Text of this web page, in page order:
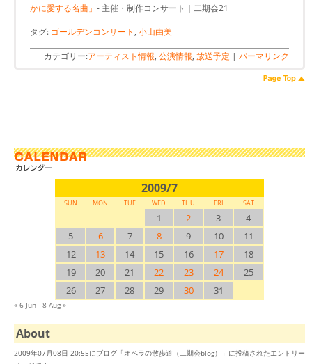
かに愛する名曲」 - 主催・制作コンサート｜二期会21
タグ: ゴールデンコンサート , 小山由美
カテゴリー:アーティスト情報, 公演情報, 放送予定 | パーマリンク
2009/7
SUN MON TUE WED THU FRI SAT
1 2 3
4
5
6 7 8 9 10
11
12
13 14 15 16 17
18
19
20 21 22 23 24
25
26
27 28 29 30 31
« 6 Jun 8 Aug »
About
2009年07月08日 20:55にブログ「オペラの散歩道（二期会blog）」に投稿されたエントリー